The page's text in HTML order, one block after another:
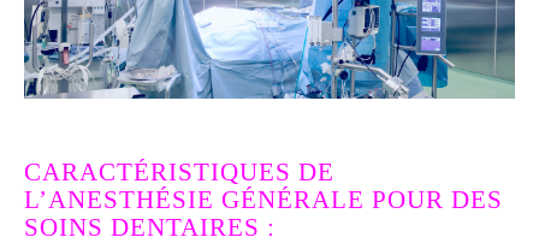
CARACTÉRISTIQUES DE
L’ANESTHÉSIE GÉNÉRALE POUR DES
SOINS DENTAIRES :